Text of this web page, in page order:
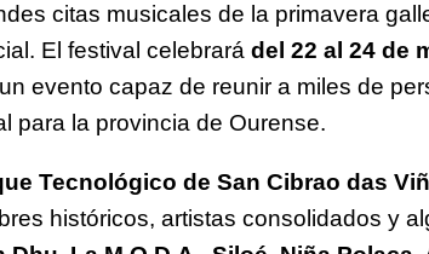
citas musicales de la primavera
El festival celebrará del 22 al 24 de
evento capaz de reunir a miles de
para la provincia de Ourense.
Tecnológico de San Cibrao das
históricos, artistas consolidados y